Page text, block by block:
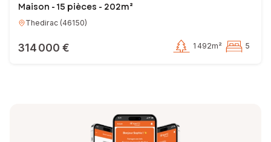
Maison - 15 pièces - 202m²
Thedirac (46150)
314 000 € 1 492m² 5